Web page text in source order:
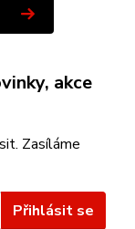
akce
Zasíláme
Přihlásit se